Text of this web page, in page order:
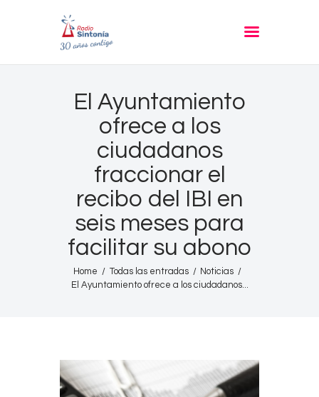
El Ayuntamiento
ofrece a los
ciudadanos
fraccionar el
recibo del IBI en
seis meses para
facilitar su abono
Home Todas las entradas
Noticias
El Ayuntamiento ofrece a los ciudadanos...
RADIO SINTONIA
Inicio
Informativos
Entrevistas
Noticias
Podcast
PROGRAMACIÓN
Nuestra Historia